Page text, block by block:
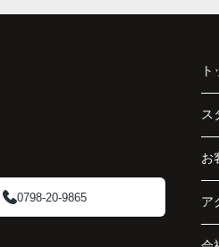
「立地も良く、長期保有
0798-20-9865
ス
お
ア